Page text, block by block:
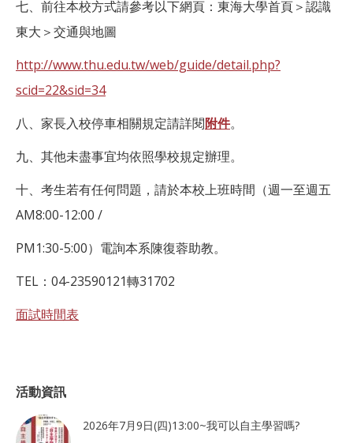
七、前往本校方式請參考以下網頁：東海大學首頁＞認識
東大＞交通與地圖
http://www.thu.edu.tw/web/guide/detail.php?
scid=22&sid=34
八、家長入校停車相關規定請詳閱附件。
九、其他未盡事宜均依照學校規定辦理。
十、考生若有任何問題，請於本校上班時間（週一至週五
AM8:00-12:00 /
PM1:30-5:00）電詢本系陳復蓉助教。
TEL：04-23590121轉31702
面試時間表
活動資訊
2026年7月9日(四)13:00~我可以自主學習嗎?